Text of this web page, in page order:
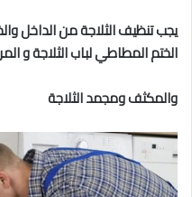
يجب تنظيف الثلاجة من الداخل
الختم المطاطي لباب الثلاجة و
والمكثف ومجمد الثلاجة